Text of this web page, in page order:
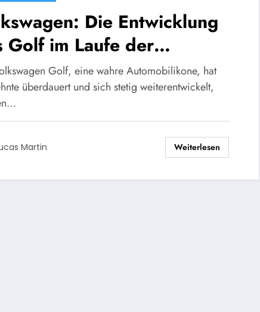
Die Entwicklung
Golf im Laufe der
Golf, eine wahre Automobilikone, hat
überdauert und sich stetig weiterentwickelt,
Martin Weiterlesen